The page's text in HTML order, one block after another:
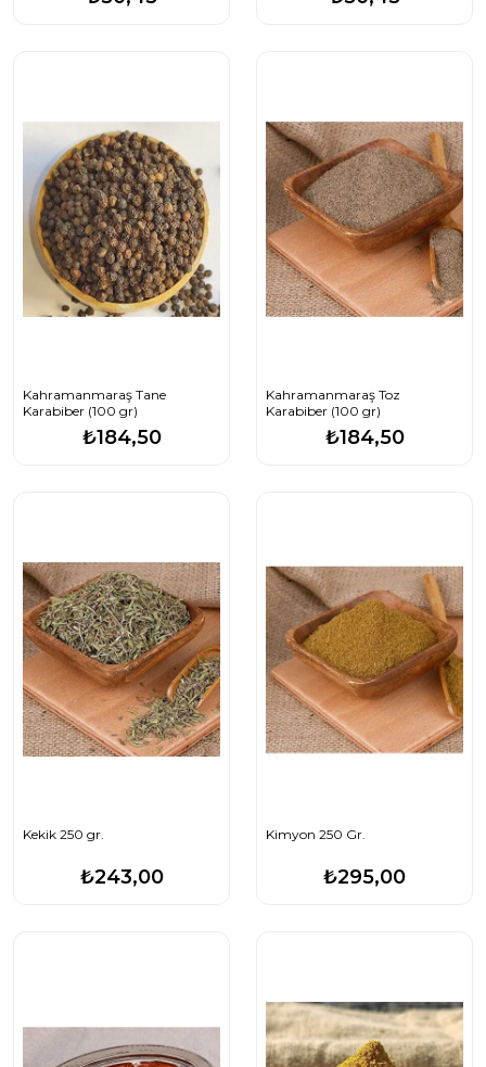
Kahramanmaraş Tane
Karabiber (100 gr)
₺184,50
Kahramanmaraş Toz
Karabiber (100 gr)
₺184,50
Kekik 250 gr.
₺243,00
Kimyon 250 Gr.
₺295,00